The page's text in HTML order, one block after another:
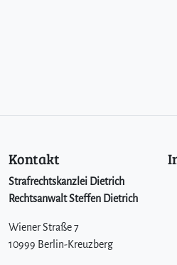
Kontakt
Strafrechtskanzlei Dietrich
Rechtsanwalt Steffen Dietrich
Wiener Straße 7
10999 Berlin-Kreuzberg